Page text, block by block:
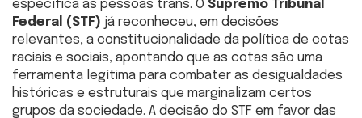
específica as pessoas trans. O Supremo Tribunal
Federal (STF) já reconheceu, em decisões
relevantes, a constitucionalidade da política de cotas
raciais e sociais, apontando que as cotas são uma
ferramenta legítima para combater as desigualdades
históricas e estruturais que marginalizam certos
grupos da sociedade. A decisão do STF em favor das